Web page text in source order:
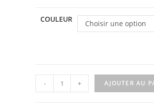
COULEUR Choisir une option
quantité
de
- + AJOUTER AU